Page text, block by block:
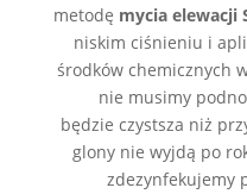
metodę mycia elewacji
niskim ciśnieniu i
środków chemicznych
nie musimy
będzie czystsza niż
glony nie wyjdą po
zdezynfekujemy